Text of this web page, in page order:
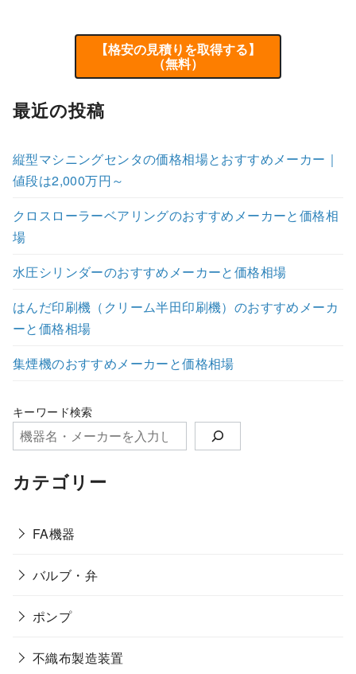
【格安の見積りを取得する】
（無料）
最近の投稿
縦型マシニングセンタの価格相場とおすすめメーカー｜
値段は2,000万円～
クロスローラーベアリングのおすすめメーカーと価格相
場
水圧シリンダーのおすすめメーカーと価格相場
はんだ印刷機（クリーム半田印刷機）のおすすめメーカ
ーと価格相場
集煙機のおすすめメーカーと価格相場
キーワード検索
カテゴリー
FA機器
バルブ・弁
ポンプ
不織布製造装置